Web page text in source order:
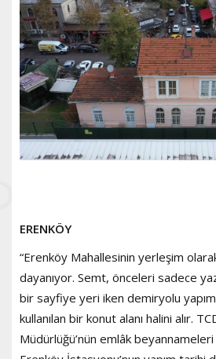
ERENKÖY
“Erenköy Mahallesinin yerleşim
dayanıyor. Semt, önceleri sadece
bir sayfiye yeri iken demiryolu
kullanılan bir konut alanı halini alır.
Müdürlüğü’nün emlâk beyannameleri